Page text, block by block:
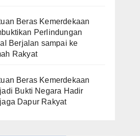
Beras Kemerdekaan
Perlindungan
Berjalan sampai ke
Rakyat
Beras Kemerdekaan
Bukti Negara Hadir
Dapur Rakyat